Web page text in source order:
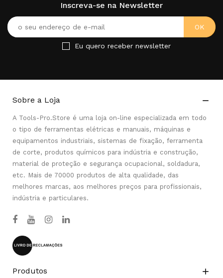
Inscreva-se na Newsletter
Eu quero receber newsletter
Sobre a Loja 
A Tools-Pro.Store é uma loja on-line especializada em todo
o tipo de ferramentas elétricas e manuais, máquinas e
equipamentos industriais, sistemas de fixação, ferramenta
de corte, produtos químicos para indústria e construção,
material de proteção e segurança ocupacional, soldadura,
etc. Mais de 70000 produtos de alta qualidade, das
melhores marcas, aos melhores preços para profissionais,
indústria e particulares.
Produtos 